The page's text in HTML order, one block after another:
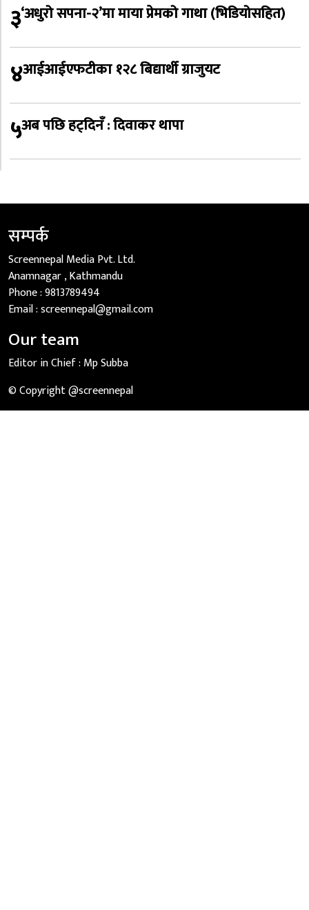
३‘अधुरो सपना-२’मा माया प्रेमको गाथा (भिडियोसहित)
४आईआईएफटीका १२८ बिद्यार्थी ग्राजुयट
५अब पछि हट्दिनँ : दिवाकर थापा
सम्पर्क
Screennepal Media Pvt. Ltd.
Anamnagar , Kathmandu
Phone :9813789494
Email :screennepal@gmail.com
Our team
Editor in Chief : Mp Subba
© Copyright @screennepal